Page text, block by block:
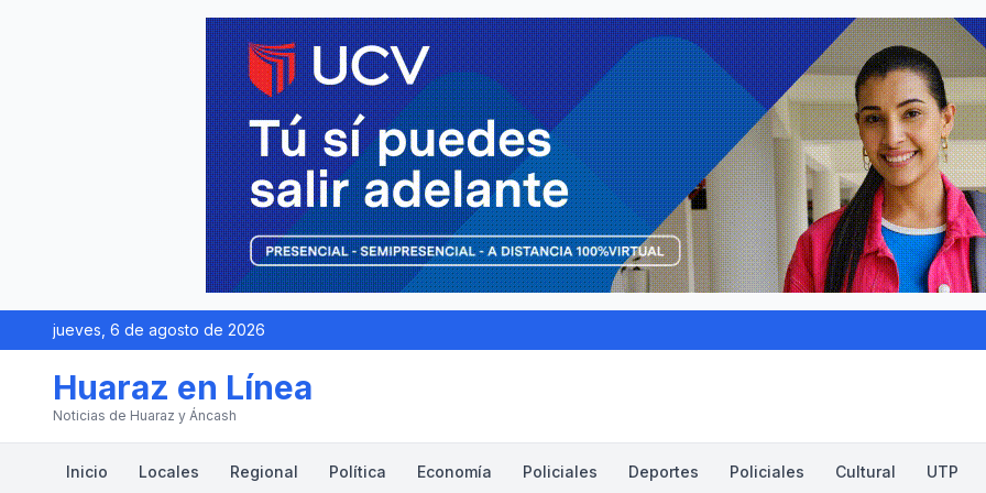
jueves, 6 de agosto de 2026
Huaraz en Línea
Noticias de Huaraz y Áncash
Inicio Locales Regional Política Economía Policiales Deportes Policiales Cultural UTP